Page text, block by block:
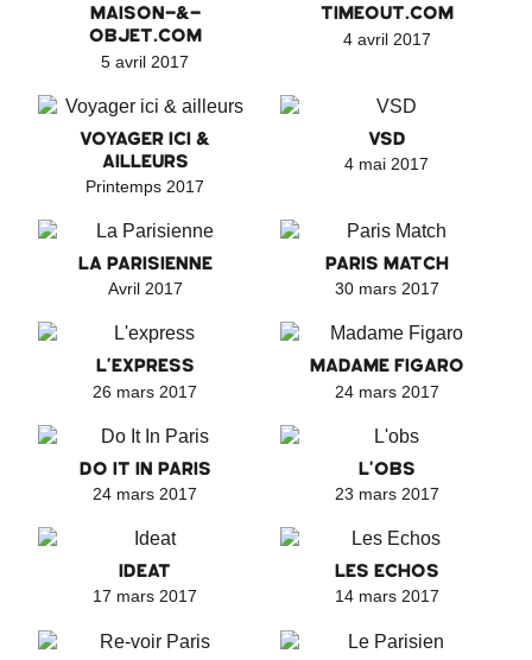
MAISON-&-
OBJET.COM
5 avril 2017
TIMEOUT.COM
4 avril 2017
VOYAGER ICI &
AILLEURS
Printemps 2017
VSD
4 mai 2017
LA PARISIENNE
Avril 2017
PARIS MATCH
30 mars 2017
L'EXPRESS
26 mars 2017
MADAME FIGARO
24 mars 2017
DO IT IN PARIS
24 mars 2017
L'OBS
23 mars 2017
IDEAT
17 mars 2017
LES ECHOS
14 mars 2017